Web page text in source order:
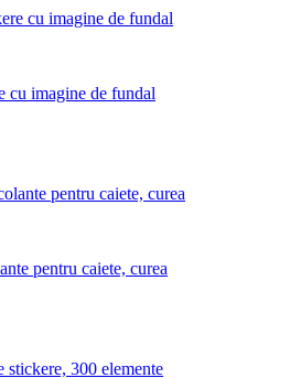
cu imagine de fundal
pentru caiete, curea